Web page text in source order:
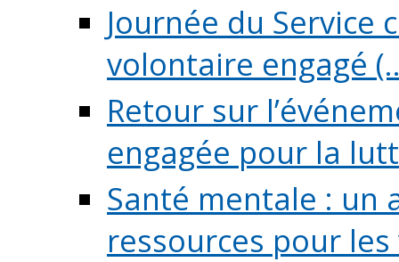
Journée du Service
volontaire engagé
Retour sur
engagée pour la
Santé mentale : un
ressources pour